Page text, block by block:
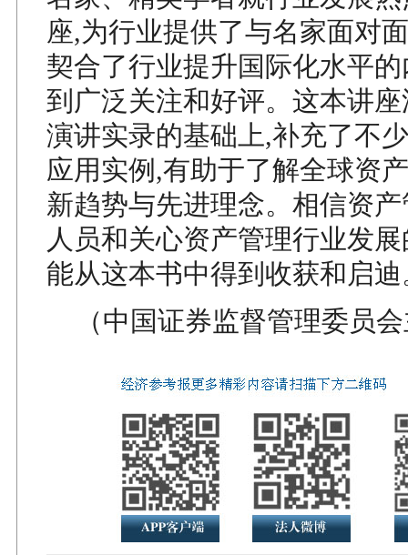
座,为行业提供了与名家面对
契合了行业提升国际化水平
到广泛关注和好评。这本讲
演讲实录的基础上,补充了不
应用实例,有助于了解全球资
新趋势与先进理念。相信资
人员和关心资产管理行业发
能从这本书中得到收获和启迪
（中国证券监督管理委员